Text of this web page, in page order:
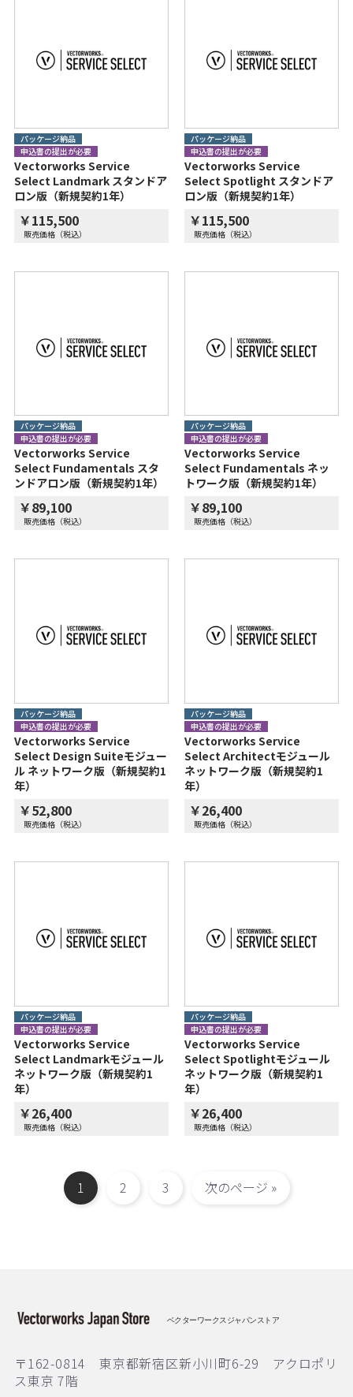
パッケージ納品
申込書の提出が必要
Vectorworks Service
Select Landmark スタンドア
ロン版（新規契約1年）
￥115,500
販売価格（税込）
パッケージ納品
申込書の提出が必要
Vectorworks Service
Select Spotlight スタンドア
ロン版（新規契約1年）
￥115,500
販売価格（税込）
パッケージ納品
申込書の提出が必要
Vectorworks Service
Select Fundamentals スタ
ンドアロン版（新規契約1年）
￥89,100
販売価格（税込）
パッケージ納品
申込書の提出が必要
Vectorworks Service
Select Fundamentals ネッ
トワーク版（新規契約1年）
￥89,100
販売価格（税込）
パッケージ納品
申込書の提出が必要
Vectorworks Service
Select Design Suiteモジュー
ル ネットワーク版（新規契約1
年）
￥52,800
販売価格（税込）
パッケージ納品
申込書の提出が必要
Vectorworks Service
Select Architectモジュール
ネットワーク版（新規契約1
年）
￥26,400
販売価格（税込）
パッケージ納品
申込書の提出が必要
Vectorworks Service
Select Landmarkモジュール
ネットワーク版（新規契約1
年）
￥26,400
販売価格（税込）
パッケージ納品
申込書の提出が必要
Vectorworks Service
Select Spotlightモジュール
ネットワーク版（新規契約1
年）
￥26,400
販売価格（税込）
1 2 3 次のページ »
ベクターワークスジャパンストア
〒162-0814 東京都新宿区新小川町6-29 アクロポリ
ス東京 7階